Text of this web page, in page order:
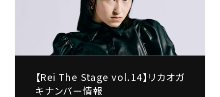
【Rei The Stage vol.14】リカオガ
キナンバー情報